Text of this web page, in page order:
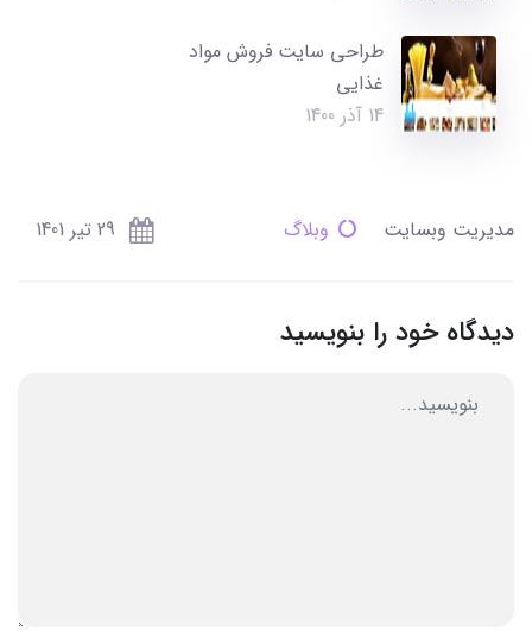
طراحی سایت فروش مواد
غذایی
14 آذر 1400
مدیریت وبسایت وبلاگ 29 تير 1401
دیدگاه خود را بنویسید